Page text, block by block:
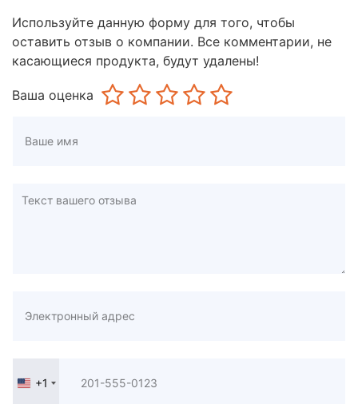
Используйте данную форму для того, чтобы
оставить отзыв о компании. Все комментарии, не
касающиеся продукта, будут удалены!
Ваша оценка
United
+1